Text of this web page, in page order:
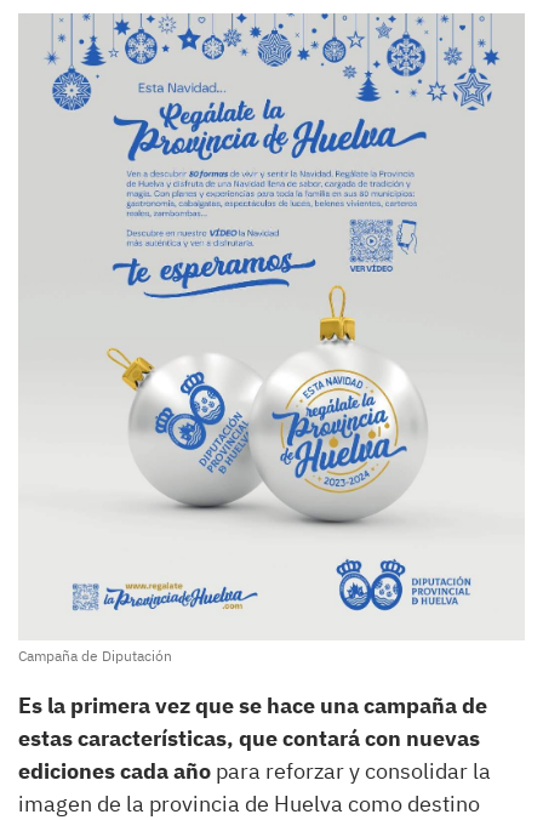
Campaña de Diputación
Es la primera vez que se hace una campaña de
estas características, que contará con nuevas
ediciones cada año para reforzar y consolidar la
imagen de la provincia de Huelva como destino